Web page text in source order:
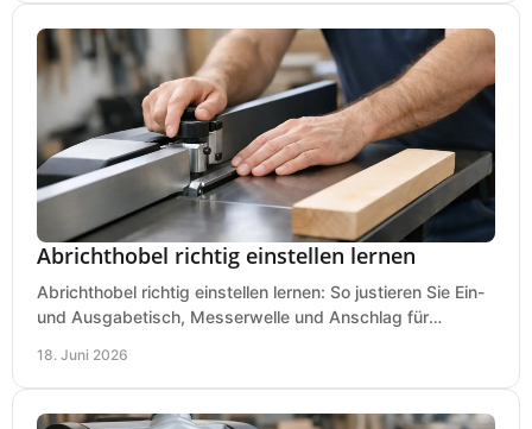
Abrichthobel richtig einstellen lernen
Abrichthobel richtig einstellen lernen: So justieren Sie Ein-
und Ausgabetisch, Messerwelle und Anschlag für
18. Juni 2026